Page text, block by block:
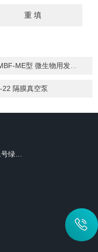
ME型 微生物用发酵罐
22 隔膜真空泵